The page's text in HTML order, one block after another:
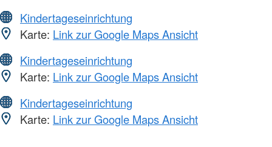
Kindertageseinrichtung
Karte: Link zur Google Maps Ansicht
Kindertageseinrichtung
Karte: Link zur Google Maps Ansicht
Kindertageseinrichtung
Karte: Link zur Google Maps Ansicht